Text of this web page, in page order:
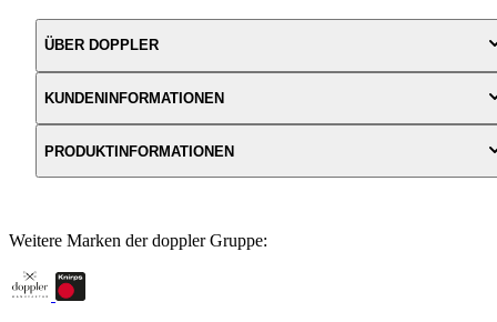
ÜBER DOPPLER
KUNDENINFORMATIONEN
PRODUKTINFORMATIONEN
Weitere Marken der doppler Gruppe: